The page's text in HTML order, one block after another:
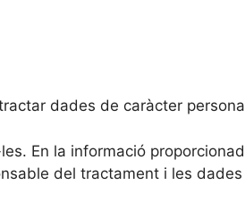
dades de caràcter
En la informació
del tractament i les